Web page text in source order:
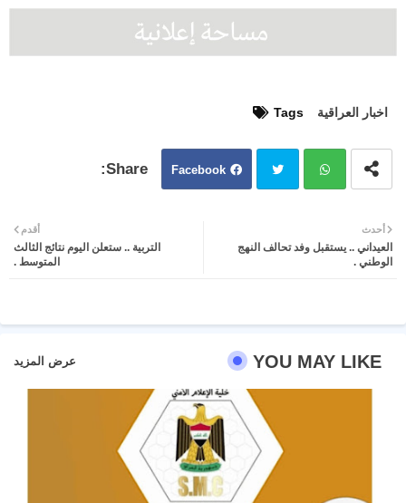
Tags اخبار العراقية
Facebook
ter atsa
أحدث
العيداني .. يستقبل وفد تحالف النهج
الوطني .
أقدم
التربية .. ستعلن اليوم نتائج الثالث
المتوسط .
YOU MAY LIKE عرض المزيد